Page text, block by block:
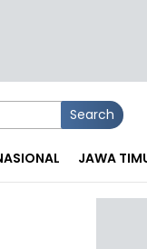
Search
JAWA